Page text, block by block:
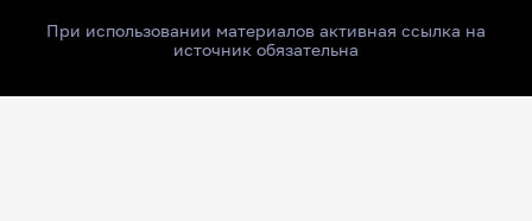
При использовании материалов активная ссылка на
источник обязательна